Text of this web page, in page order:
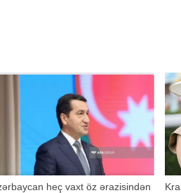
heç vaxt öz ərazisindən